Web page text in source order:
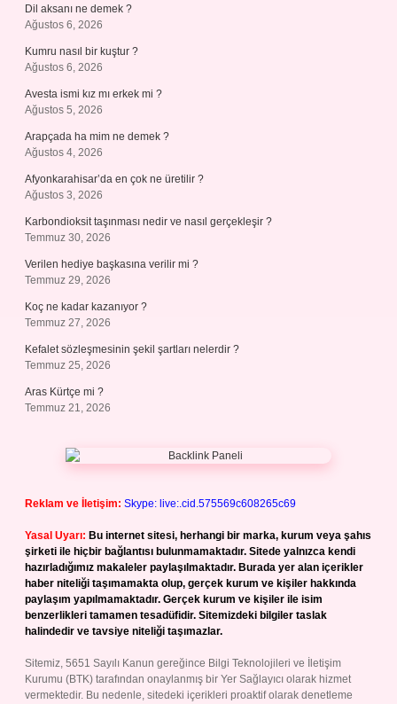
Dil aksanı ne demek ?
Ağustos 6, 2026
Kumru nasıl bir kuştur ?
Ağustos 6, 2026
Avesta ismi kız mı erkek mi ?
Ağustos 5, 2026
Arapçada ha mim ne demek ?
Ağustos 4, 2026
Afyonkarahisar’da en çok ne üretilir ?
Ağustos 3, 2026
Karbondioksit taşınması nedir ve nasıl gerçekleşir ?
Temmuz 30, 2026
Verilen hediye başkasına verilir mi ?
Temmuz 29, 2026
Koç ne kadar kazanıyor ?
Temmuz 27, 2026
Kefalet sözleşmesinin şekil şartları nelerdir ?
Temmuz 25, 2026
Aras Kürtçe mi ?
Temmuz 21, 2026
Reklam ve İletişim: Skype: live:.cid.575569c608265c69
Yasal Uyarı: Bu internet sitesi, herhangi bir marka, kurum veya şahıs
şirketi ile hiçbir bağlantısı bulunmamaktadır. Sitede yalnızca kendi
hazırladığımız makaleler paylaşılmaktadır. Burada yer alan içerikler
haber niteliği taşımamakta olup, gerçek kurum ve kişiler hakkında
paylaşım yapılmamaktadır. Gerçek kurum ve kişiler ile isim
benzerlikleri tamamen tesadüfidir. Sitemizdeki bilgiler taslak
halindedir ve tavsiye niteliği taşımazlar.
Sitemiz, 5651 Sayılı Kanun gereğince Bilgi Teknolojileri ve İletişim
Kurumu (BTK) tarafından onaylanmış bir Yer Sağlayıcı olarak hizmet
vermektedir. Bu nedenle, sitedeki içerikleri proaktif olarak denetleme